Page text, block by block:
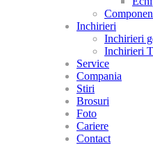
Inchirieri
Inchirieri
Inchirieri
Service
Compania
Stiri
Brosuri
Foto
Cariere
Contact